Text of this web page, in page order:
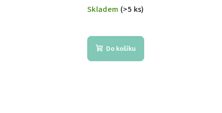
cena:
Skladem (>5 ks)
Do košíku